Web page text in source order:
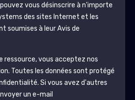
vous désinscrire à n'importe
des sites Internet et les
soumises à leur Avis de
ressource, vous acceptez nos
Toutes les données sont protégé
. Si vous avez d'autres
un e-mail